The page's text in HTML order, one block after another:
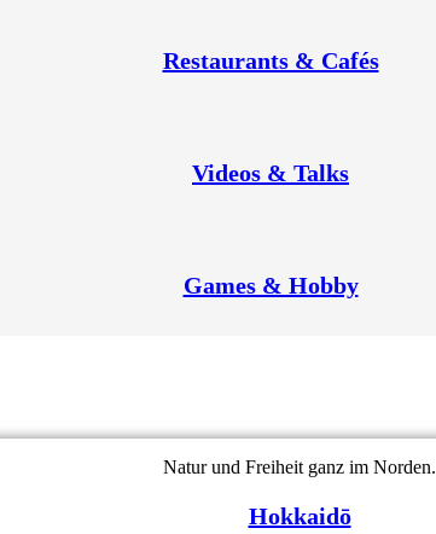
Restaurants & Cafés
Videos & Talks
Games & Hobby
Natur und Freiheit ganz im Norden.
Hokkaidō